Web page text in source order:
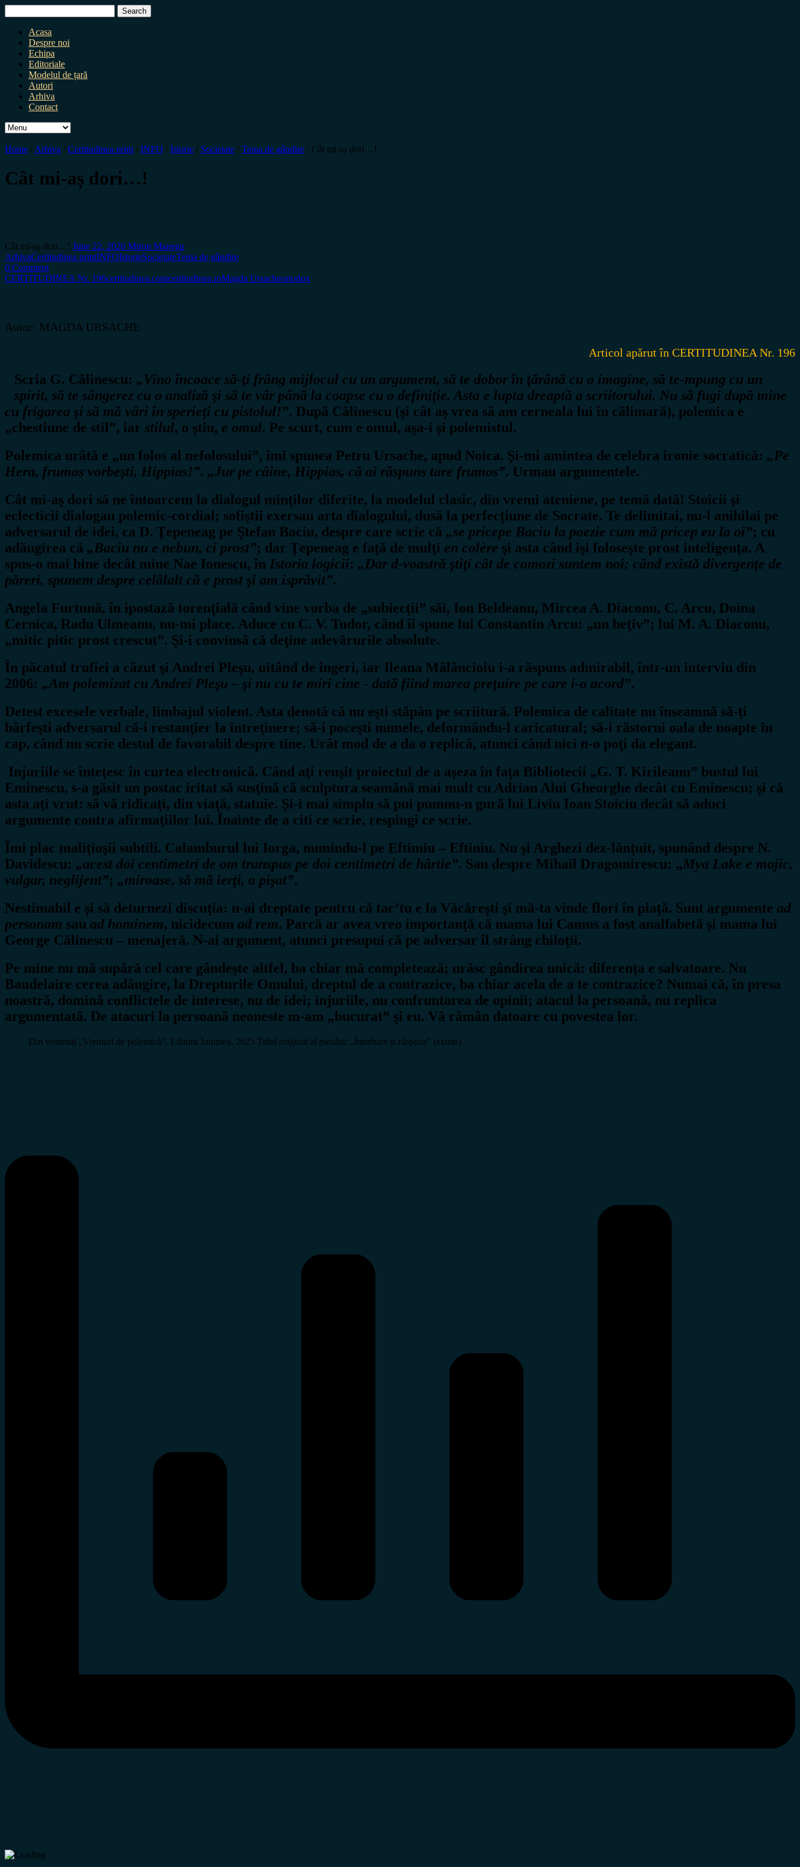
for:
Acasa
Despre noi
Echipa
Editoriale
Modelul de țară
Autori
Arhiva
Contact
Home / Arhiva / Certitudinea print / INFO / Istorie / Societate / Tema de gândire / Cât mi-aș dori…!
Cât mi-aș dori…!
Cât mi-aș dori…! June 22, 2026 Miron Manega
ArhivaCertitudinea printINFOIstorieSocietateTema de gândire
0 Comment
CERTITUDINEA Nr. 196certitudinea.comcertitudinea.roMagda Ursacheortodox
Autor: MAGDA URSACHE
Articol apărut în CERTITUDINEA Nr. 196
Scria G. Călinescu: „Vino încoace să-ţi frâng mijlocul cu un argument, să te dobor în ţărână cu o imagine, să te-mpung cu un
spirit, să te sângerez cu o analiză şi să te vâr până la coapse cu o definiţie. Asta e lupta dreaptă a scriitorului. Nu să fugi după mine
cu frigarea şi să mă vâri în sperieţi cu pistolul!”. După Călinescu (şi cât aş vrea să am cerneala lui în călimară), polemica e
„chestiune de stil”, iar stilul, o ştiu, e omul. Pe scurt, cum e omul, aşa-i şi polemistul.
Polemica urâtă e „un folos al nefolosului”, îmi spunea Petru Ursache, apud Noica. Şi-mi amintea de celebra ironie socratică: „Pe
Hera, frumos vorbeşti, Hippias!”. „Jur pe câine, Hippias, că ai răspuns tare frumos”. Urmau argumentele.
Cât mi-aş dori să ne întoarcem la dialogul minţilor diferite, la modelul clasic, din vremi ateniene, pe temă dată! Stoicii şi
eclecticii dialogau polemic-cordial; sofiştii exersau arta dialogului, dusă la perfecţiune de Socrate. Te delimitai, nu-l anihilai pe
adversarul de idei, ca D. Ţepeneag pe Ştefan Baciu, despre care scrie că „se pricepe Baciu la poezie cum mă pricep eu la oi”; cu
adăugirea că „Baciu nu e nebun, ci prost”; dar Ţepeneag e faţă de mulţi en colère şi asta când îşi foloseşte prost inteligenţa. A
spus-o mai bine decât mine Nae Ionescu, în Istoria logicii: „Dar d-voastră ştiţi cât de comozi suntem noi; când există divergenţe de
păreri, spunem despre celălalt că e prost şi am isprăvit”.
Angela Furtună, în ipostază torenţială când vine vorba de „subiecţii” săi, Ion Beldeanu, Mircea A. Diaconu, C. Arcu, Doina
Cernica, Radu Ulmeanu, nu-mi place. Aduce cu C. V. Tudor, când îi spune lui Constantin Arcu: „un beţiv”; lui M. A. Diaconu,
„mitic pitic prost crescut”. Şi-i convinsă că deţine adevărurile absolute.
În păcatul trufiei a căzut şi Andrei Pleşu, uitând de îngeri, iar Ileana Mălăncioiu i-a răspuns admirabil, într-un interviu din
2006: „Am polemizat cu Andrei Pleşu – şi nu cu te miri cine ­- dată fiind marea preţuire pe care i-o acord”.
Detest excesele verbale, limbajul violent. Asta denotă că nu eşti stăpân pe scriitură. Polemica de calitate nu înseamnă să-ţi
bârfeşti adversarul că-i restanţier la întreţinere; să-i poceşti numele, deformându-l caricatural; să-i răstorni oala de noapte în
cap, când nu scrie destul de favorabil despre tine. Urât mod de a da o replică, atunci când nici n-o poţi da elegant.
Injuriile se înteţesc în curtea electronică. Când aţi reuşit proiectul de a aşeza în faţa Bibliotecii „G. T. Kirileanu” bustul lui
Eminescu, s-a găsit un postac iritat să susţină că sculptura seamănă mai mult cu Adrian Alui Gheorghe decât cu Eminescu; şi că
asta aţi vrut: să vă ridicaţi, din viaţă, statuie. Şi-i mai simplu să pui pumnu-n gură lui Liviu Ioan Stoiciu decât să aduci
argumente contra afirmaţiilor lui. Înainte de a citi ce scrie, respingi ce scrie.
Îmi plac maliţioşii subtili. Calamburul lui Iorga, numindu-l pe Eftimiu – Eftiniu. Nu şi Arghezi dez-lănţuit, spunând despre N.
Davidescu: „acest doi centimetri de om transpus pe doi centimetri de hârtie”. Sau despre Mihail Dragomirescu: „Mya Lake e mojic,
vulgar, neglijent”; „miroase, să mă ierţi, a pişat”.
Nestimabil e și să deturnezi discuţia: n-ai dreptate pentru că tac’tu e la Văcăreşti şi mă-ta vinde flori în piaţă. Sunt argumente ad
personam sau ad hominem, nicidecum ad rem. Parcă ar avea vreo importanţă că mama lui Camus a fost analfabetă şi mama lui
George Călinescu – menajeră. N-ai argument, atunci presupui că pe adversar îl strâng chiloţii.
Pe mine nu mă supără cel care gândeşte altfel, ba chiar mă completează; urăsc gândirea unică: diferenţa e salvatoare. Nu
Baudelaire cerea adăugire, la Drepturile Omului, dreptul de a contrazice, ba chiar acela de a te contrazice? Numai că, în presa
noastră, domină conflictele de interese, nu de idei; injuriile, nu confruntarea de opinii; atacul la persoană, nu replica
argumentată. De atacuri la persoană neoneste m-am „bucurat” şi eu. Vă rămân datoare cu povestea lor.
Din volumul „Vremuri de polemică”, Editura Junimea, 2025 Titlul original al eseului: „Întrebare și răspuns” (extras)